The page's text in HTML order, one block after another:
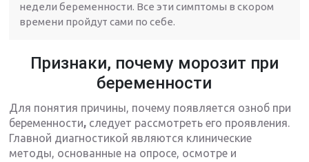
недели беременности. Все эти симптомы в скором
времени пройдут сами по себе.
Признаки, почему морозит при
беременности
Для понятия причины, почему появляется озноб при
беременности, следует рассмотреть его проявления.
Главной диагностикой являются клинические
методы, основанные на опросе, осмотре и